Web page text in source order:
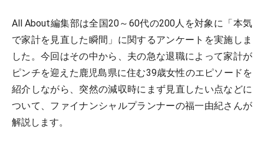
All About編集部は全国20～60代の200人を対象に「本気
で家計を見直した瞬間」に関するアンケートを実施しま
した。今回はその中から、夫の急な退職によって家計が
ピンチを迎えた鹿児島県に住む39歳女性のエピソードを
紹介しながら、突然の減収時にまず見直したい点などに
ついて、ファイナンシャルプランナーの福一由紀さんが
解説します。